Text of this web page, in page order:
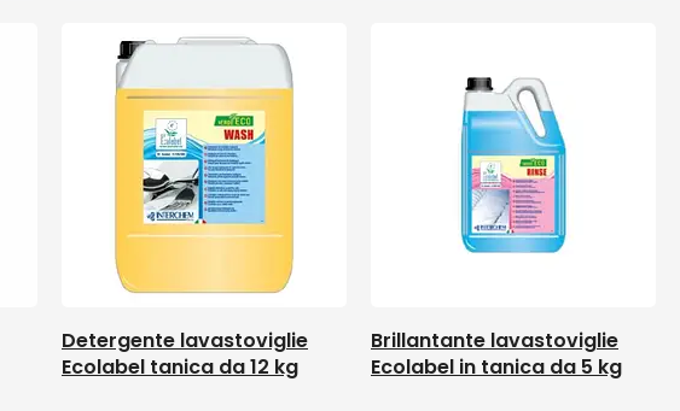
Detergente lavastoviglie
Ecolabel tanica da 12 kg
Brillantante lavastoviglie
Ecolabel in tanica da 5 kg